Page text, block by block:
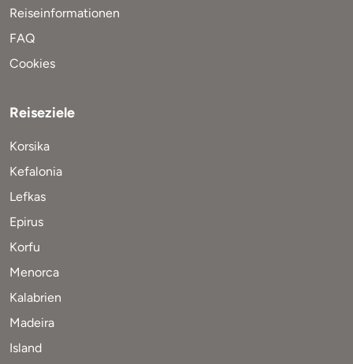
Reiseinformationen
FAQ
Cookies
Reiseziele
Korsika
Kefalonia
Lefkas
Epirus
Korfu
Menorca
Kalabrien
Madeira
Island